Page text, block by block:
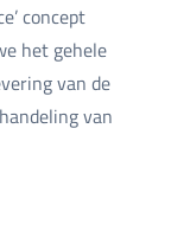
concept
het gehele
van de
van